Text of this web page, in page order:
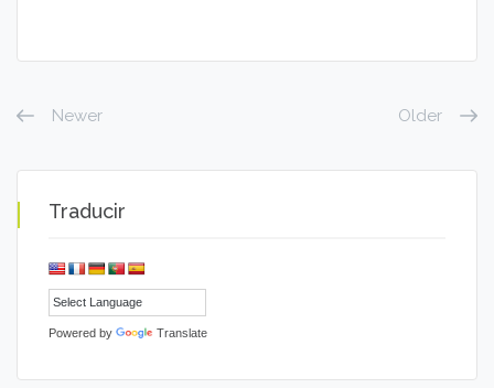
Newer Older
Traducir
Powered by Translate